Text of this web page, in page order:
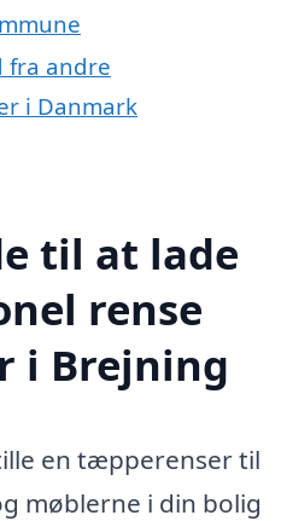
fra andre
i Danmark
til at lade
rense
i Brejning
en tæpperenser til
møblerne i din bolig